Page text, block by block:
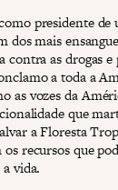
presidente de
dos mais
contra as drogas
a toda a
as vozes da
que
a Floresta
recursos que
vida.